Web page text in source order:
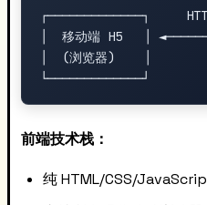
┌─────────────┐
│  移动端 H5   │
│  (浏览器)    │
前端技术栈：
纯 HTML/CSS/